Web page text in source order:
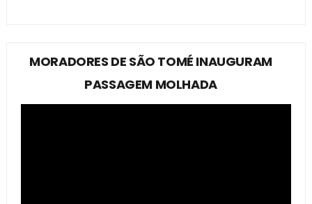
MORADORES DE SÃO TOMÉ INAUGURAM
PASSAGEM MOLHADA